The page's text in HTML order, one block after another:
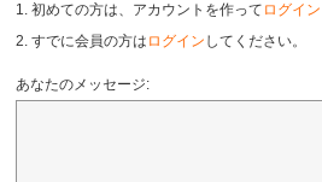
1. 初めての方は、アカウントを作って ログイン
2. すでに会員の方は ログイン してください。
あなたのメッセージ: